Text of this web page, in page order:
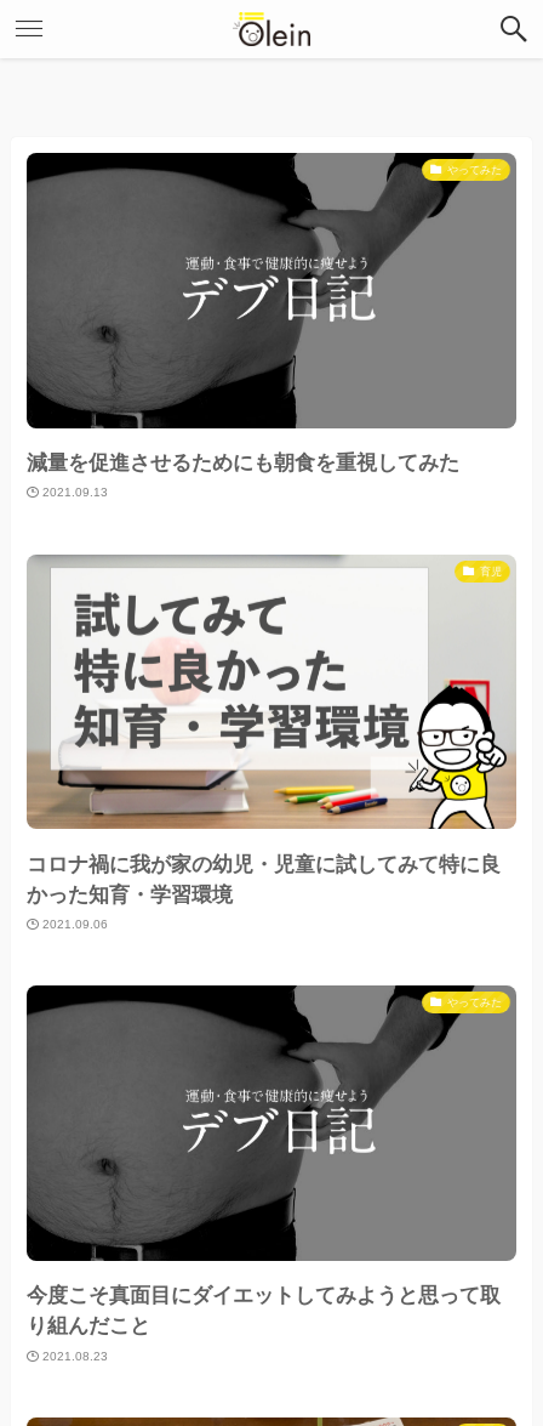
やってみた
減量を促進させるためにも朝食を重視してみた
2021.09.13
育児
コロナ禍に我が家の幼児・児童に試してみて特に良
かった知育・学習環境
2021.09.06
やってみた
今度こそ真面目にダイエットしてみようと思って取
り組んだこと
2021.08.23